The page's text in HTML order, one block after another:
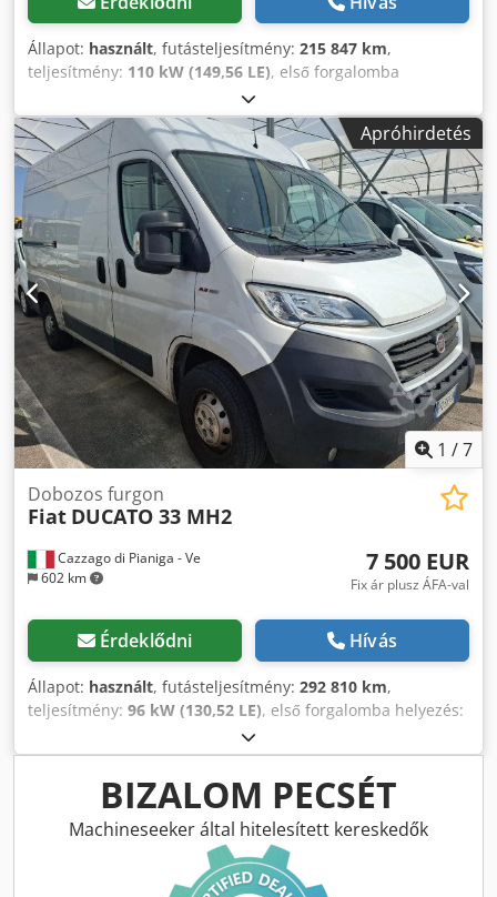
Állapot: használt, futásteljesítmény: 215 847 km,
teljesítmény: 110 kW (149,56 LE), első forgalomba
, üzemanyagtípus:
3 500 kg, szín:fehér, hajtástípus:mechanikai,
Megengedett össztömeg: 3500 kg Djdpezrp Niefx Acbjck
Apróhirdetés
1 /7
Cazzago di Pianiga - Ve
602 km
Dobozos furgon
Fiat DUCATO 33 MH2
7 500 EUR
Fix ár plusz ÁFA-val
Érdeklődni Hívás
Állapot: használt, futásteljesítmény: 292 810 km,
teljesítmény: 96 kW (130,52 LE), első forgalomba helyezés:
dízel
fehér, hajtástípus:mechanikai, Megengedett össztömeg:
3300 kg Dedpozrp Npsfx Acbeck
BIZALOM PECSÉT
Machineseeker által hitelesített kereskedők